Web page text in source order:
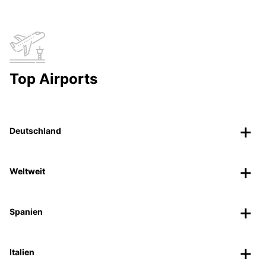
Top Airports
Deutschland
Weltweit
Spanien
Italien